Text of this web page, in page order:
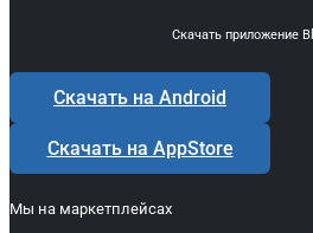
Скачать приложение
Скачать на Android
Скачать на AppStore
Мы на маркетплейсах